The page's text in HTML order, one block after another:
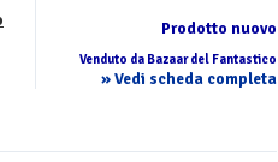
Prodotto nuovo
Venduto da Bazaar del Fantastico
» Vedi scheda completa